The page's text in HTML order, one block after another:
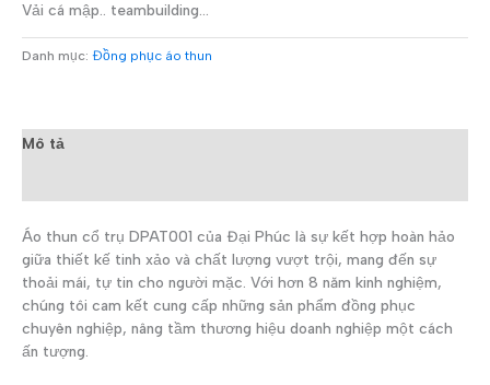
Vải cá mập.. teambuilding…
Danh mục: Đồng phục áo thun
Mô tả
Áo thun cổ trụ DPAT001 của Đại Phúc là sự kết hợp hoàn hảo
giữa thiết kế tinh xảo và chất lượng vượt trội, mang đến sự
thoải mái, tự tin cho người mặc. Với hơn 8 năm kinh nghiệm,
chúng tôi cam kết cung cấp những sản phẩm đồng phục
chuyên nghiệp, nâng tầm thương hiệu doanh nghiệp một cách
ấn tượng.